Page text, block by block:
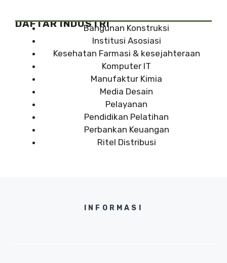
DAFTAR INDUSTRIBangunan Konstruksi
Institusi Asosiasi
Kesehatan Farmasi & kesejahteraan
Komputer IT
Manufaktur Kimia
Media Desain
Pelayanan
Pendidikan Pelatihan
Perbankan Keuangan
Ritel Distribusi
INFORMASI